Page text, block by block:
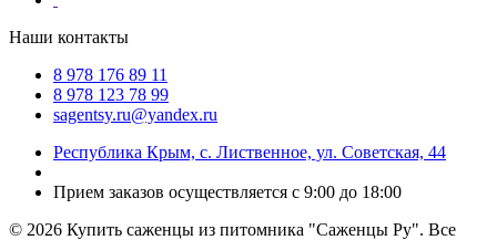
Наши контакты
8 978 176 89 11
8 978 123 78 99
sagentsy.ru@yandex.ru
Республика Крым, с. Лиственное, ул. Советская, 44
Прием заказов осуществляется с 9:00 до 18:00
© 2026 Купить саженцы из питомника "Саженцы Ру". Все